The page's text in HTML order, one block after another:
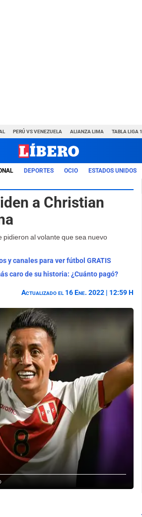
PERÚ VS VENEZUELA ALIANZA LIMA TABLA LIGA 1
DEPORTES OCIO ESTADOS UNIDOS
a Christian
pidieron al volante que sea nuevo
y canales para ver fútbol GRATIS
caro de su historia: ¿Cuánto pagó?
Actualizado el 16 Ene. 2022 | 12:59 H